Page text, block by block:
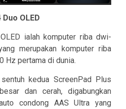
OLED
ialah komputer riba dwi-
merupakan komputer riba
Hz pertama di dunia.
kedua ScreenPad Plus
dan cerah, digabungkan
condong AAS Ultra yang